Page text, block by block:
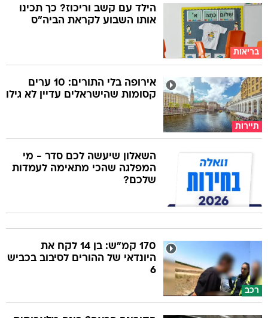
בריאות
הילד עם קשב וריכוז? כך תכינו
אותו השבוע לקראת הביה"ס
תיירות
אירופה בלי התורים: 10 ערים
קסומות שהישראלים עדיין לא גילו
השאלון שיעשה לכם סדר - מי
המפלגה שהכי מתאימה לעמדות
שלכם?
רכב
170 קמ"ש: בן 14 לקח את
היונדאי של ההורים לסיבוב בכביש
6